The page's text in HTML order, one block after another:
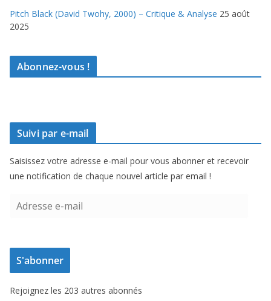
Pitch Black (David Twohy, 2000) – Critique & Analyse 25 août
2025
Abonnez-vous !
Suivi par e-mail
Saisissez votre adresse e-mail pour vous abonner et recevoir
une notification de chaque nouvel article par email !
e
s
e
S'abonner
Rejoignez les 203 autres abonnés